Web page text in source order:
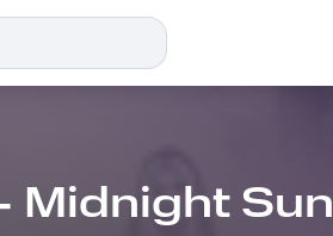
Midnight Sun